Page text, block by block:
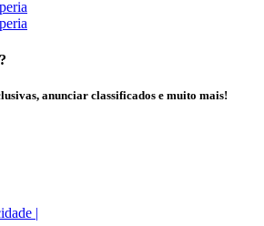
anunciar classificados e muito mais!
|